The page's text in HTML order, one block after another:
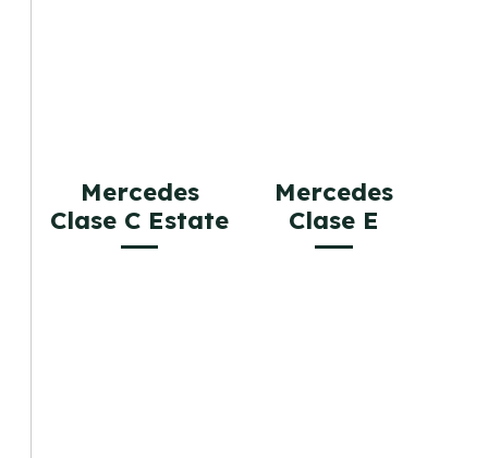
Mercedes
Clase C Estate
Mercedes
Clase E